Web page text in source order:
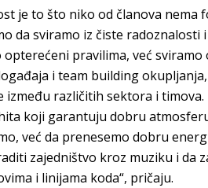
je to što niko od članova
da sviramo iz čiste radoznalosti
pravilima, već
i team building
između različitih sektora i
koji garantuju dobru
već da prenesemo dobru
zajedništvo kroz muziku i da
i linijama koda“, pričaju.